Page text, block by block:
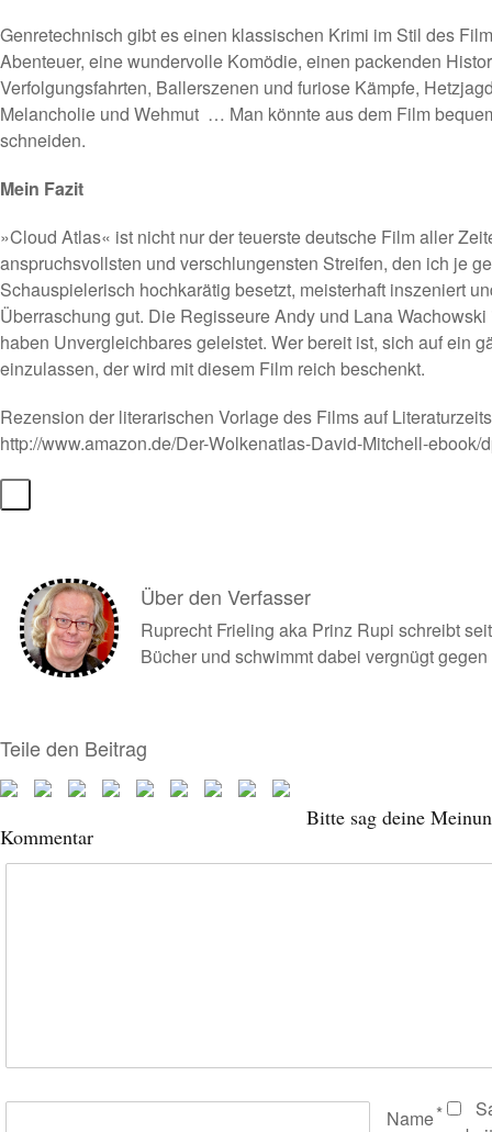
Genretechnisch gibt es einen klassischen Krimi im Stil des
Abenteuer, eine wundervolle Komödie, einen packenden
Verfolgungsfahrten, Ballerszenen und furiose Kämpfe,
Melancholie und Wehmut … Man könnte aus dem Film
schneiden.
Mein Fazit
»Cloud Atlas« ist nicht nur der teuerste deutsche Film aller
anspruchsvollsten und verschlungensten Streifen, den ich je
Schauspielerisch hochkarätig besetzt, meisterhaft inszeniert
Überraschung gut. Die Regisseure Andy und Lana
haben Unvergleichbares geleistet. Wer bereit ist, sich auf ein
einzulassen, der wird mit diesem Film reich beschenkt.
Rezension der literarischen Vorlage des Films auf
http://www.amazon.de/Der-Wolkenatlas-David-Mitchell-ebook/
Über den Verfasser
Ruprecht Frieling aka Prinz Rupi schreibt
Bücher und schwimmt dabei vergnügt
Teile den Beitrag
Bitte sag deine
Kommentar
Name*